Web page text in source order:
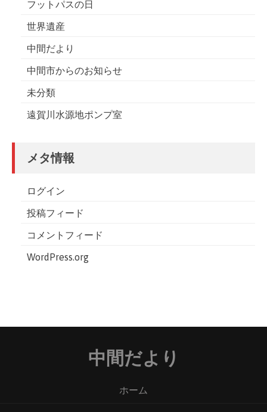
フットパスの日
世界遺産
中間だより
中間市からのお知らせ
未分類
遠賀川水源地ポンプ室
メタ情報
ログイン
投稿フィード
コメントフィード
WordPress.org
中間だより
ホーム